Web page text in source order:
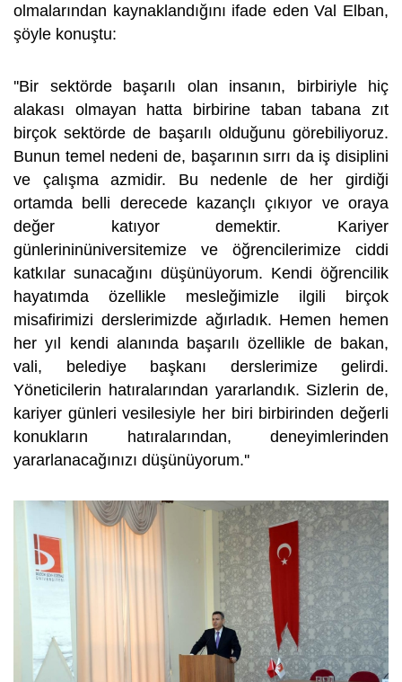
olmalarından kaynaklandığını ifade eden Val Elban,
şöyle konuştu:
''Bir sektörde başarılı olan insanın, birbiriyle hiç
alakası olmayan hatta birbirine taban tabana zıt
birçok sektörde de başarılı olduğunu görebiliyoruz.
Bunun temel nedeni de, başarının sırrı da iş disiplini
ve çalışma azmidir. Bu nedenle de her girdiği
ortamda belli derecede kazançlı çıkıyor ve oraya
değer katıyor demektir. Kariyer
günlerininüniversitemize ve öğrencilerimize ciddi
katkılar sunacağını düşünüyorum. Kendi öğrencilik
hayatımda özellikle mesleğimizle ilgili birçok
misafirimizi derslerimizde ağırladık. Hemen hemen
her yıl kendi alanında başarılı özellikle de bakan,
vali, belediye başkanı derslerimize gelirdi.
Yöneticilerin hatıralarından yararlandık. Sizlerin de,
kariyer günleri vesilesiyle her biri birbirinden değerli
konukların hatıralarından, deneyimlerinden
yararlanacağınızı düşünüyorum.''